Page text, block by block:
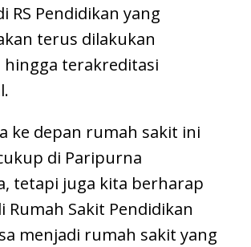
RS Pendidikan yang
terus dilakukan
terakreditasi
ke depan rumah sakit ini
di Paripurna
tetapi juga kita berharap
Rumah Sakit Pendidikan
menjadi rumah sakit yang